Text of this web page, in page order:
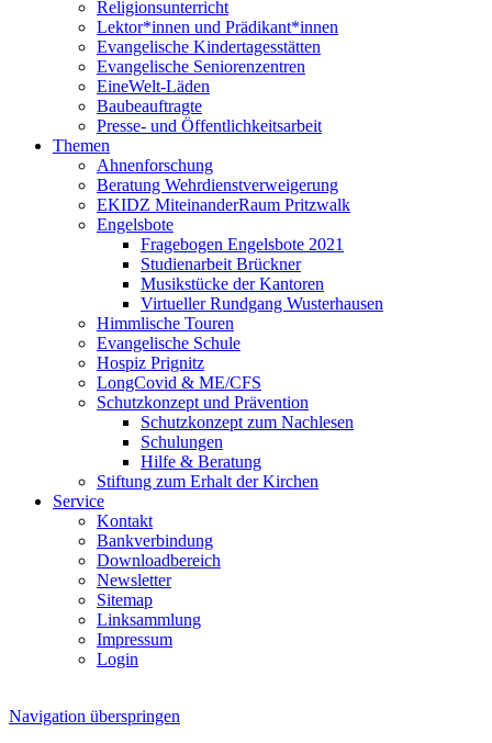
Religionsunterricht
Lektor*innen und Prädikant*innen
Evangelische Kindertagesstätten
Evangelische Seniorenzentren
EineWelt-Läden
Baubeauftragte
Presse- und Öffentlichkeitsarbeit
Themen
Ahnenforschung
Beratung Wehrdienstverweigerung
EKIDZ MiteinanderRaum Pritzwalk
Engelsbote
Fragebogen Engelsbote 2021
Studienarbeit Brückner
Musikstücke der Kantoren
Virtueller Rundgang Wusterhausen
Himmlische Touren
Evangelische Schule
Hospiz Prignitz
LongCovid & ME/CFS
Schutzkonzept und Prävention
Schutzkonzept zum Nachlesen
Schulungen
Hilfe & Beratung
Stiftung zum Erhalt der Kirchen
Service
Kontakt
Bankverbindung
Downloadbereich
Newsletter
Sitemap
Linksammlung
Impressum
Login
Navigation überspringen